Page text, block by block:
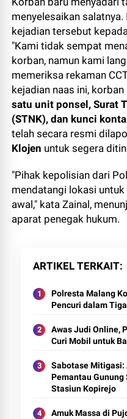
menyelesaikan
kejadian tersebut
"Kami tidak sempat
korban, namun kami
memeriksa rekaman
kejadian naas ini,
satu unit ponsel, Surat
(STNK), dan kunci
telah secara resmi
Klojen untuk segera
"Pihak kepolisian dari
mendatangi lokasi
awal," kata Zainal,
aparat penegak hukum.
ARTIKEL TERKAIT
Polresta Malang
Pencuri dalam
Awas Judi Online,
Curi Mobil untuk
Sabotase Mitigasi:
Pemantau
Stasiun Kopirejo
Amuk Massa di